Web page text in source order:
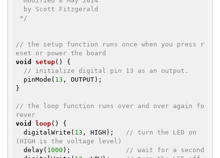
*/
// the setup function runs once when you press r
eset or power the board
void
setup()
{
// initialize digital pin 13 as an output.
  pinMode(
13 , OUTPUT);
}
// the loop function runs over and over again fo
rever
void
loop()
{
  digitalWrite(
13 , HIGH); // turn the LED on
(HIGH is the voltage level)
  delay(
1000 ); // wait for a second